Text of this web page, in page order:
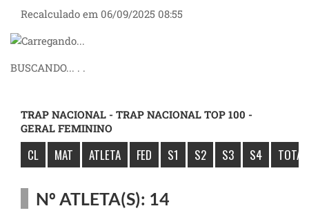
Recalculado em 06/09/2025 08:55
BUSCANDO... . .
TRAP NACIONAL - TRAP NACIONAL TOP 100 -
GERAL FEMININO
CL MAT ATLETA FED S1 S2 S3 S4 TOTAL
Nº ATLETA(S): 14